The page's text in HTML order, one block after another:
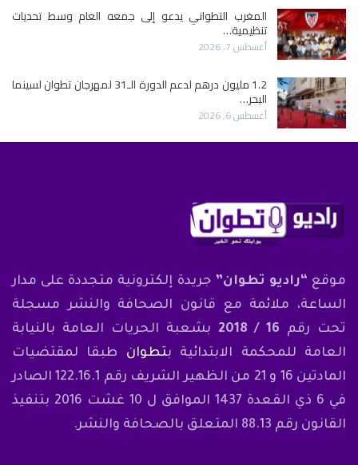
المغرب التطواني يدعو إلى جمعه العام وسط تحديات
تنظيمية…
أغسطس 7, 2026
1.2 مليون درهم لدعم الدورة الـ31 لمهرجان تطوان لسينما
البحر…
أغسطس 6, 2026
موقع “راديو تطوان” جريدة إلكترونية متجددة على مدار
الساعة، ملائمة مع قانون الصحافة والنشر مسجلة
تحت رقم 16 / 2018
بشعبة الحريات العامة بالنيابة
العامة للمحكمة الابتدائية بتطوان طبقا لمقتضيات
المادتين 16 و 21 من الظهير الشريف رقم 122.16.1 الصادر
في 6 ذي القعدة 1437 الموافق ل 10 غشت 2016 بتنفيذ
القانون رقم 88.13 المتعلق بالصحافة والنشر.